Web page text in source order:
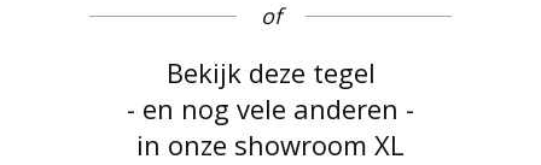
of
Bekijk deze tegel
- en nog vele anderen -
in onze showroom XL